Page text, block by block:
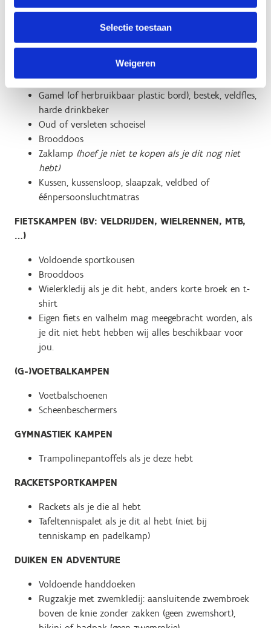
Selectie toestaan
Weigeren
uitrusting" mee te brengen.
AVONTURENKAMP // AVONTURENKAMP TREKKING
Niet van toepassing voor het sportkamp
combinatie-kampen met Avontuur
Gamel (of herbruikbaar plastic bord), bestek, veldfles,
harde drinkbeker
Oud of versleten schoeisel
Brooddoos
Zaklamp (hoef je niet te kopen als je dit nog niet
hebt)
Kussen, kussensloop, slaapzak, veldbed of
éénpersoonsluchtmatras
FIETSKAMPEN (BV: VELDRIJDEN, WIELRENNEN, MTB,
…)
Voldoende sportkousen
Brooddoos
Wielerkledij als je dit hebt, anders korte broek en t-
shirt
Eigen fiets en valhelm mag meegebracht worden, als
je dit niet hebt hebben wij alles beschikbaar voor
jou.
(G-)VOETBALKAMPEN
Voetbalschoenen
Scheenbeschermers
GYMNASTIEK KAMPEN
Trampolinepantoffels als je deze hebt
RACKETSPORTKAMPEN
Rackets als je die al hebt
Tafeltennispalet als je dit al hebt (niet bij
tenniskamp en padelkamp)
DUIKEN EN ADVENTURE
Voldoende handdoeken
Rugzakje met zwemkledij: aansluitende zwembroek
boven de knie zonder zakken (geen zwemshort),